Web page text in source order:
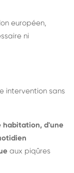
européen,
ni
intervention sans
habitation, d'une
aux piqûres